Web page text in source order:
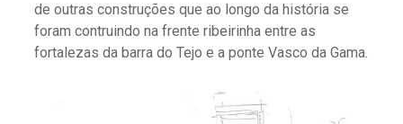
de outras construções que ao longo da história se
foram contruindo na frente ribeirinha entre as
fortalezas da barra do Tejo e a ponte Vasco da Gama.